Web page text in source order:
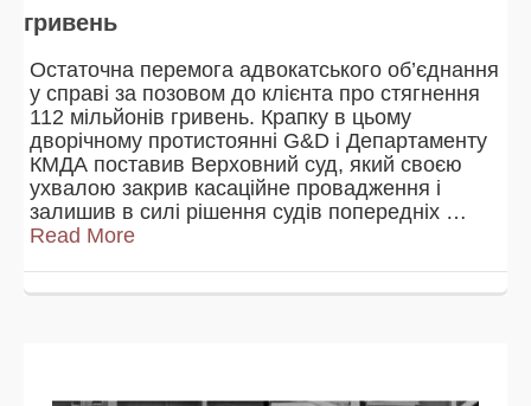
гривень
Остаточна перемога адвокатського об’єднання
у справі за позовом до клієнта про стягнення
112 мільйонів гривень. Крапку в цьому
дворічному протистоянні G&D і Департаменту
КМДА поставив Верховний суд, який своєю
ухвалою закрив касаційне провадження і
залишив в силі рішення судів попередніх …
Read More